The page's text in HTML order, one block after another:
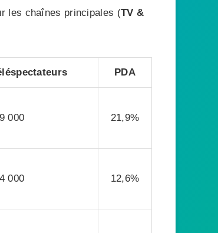
les chaînes principales (TV &
PDA
000 21,9%
000 12,6%